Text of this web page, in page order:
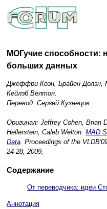
МОГучие способности:
больших данных
Джеффри Коэн, Брайен Долэн,
Кейлэб Велтон.
Перевод: Сергей Кузнецов
Оригинал: Jeffrey Cohen, Brian
Hellerstein, Caleb Welton. MAD
Data. Proceedings of the
24-28, 2009,
Содержание
От переводчика: идеи
Аннотация